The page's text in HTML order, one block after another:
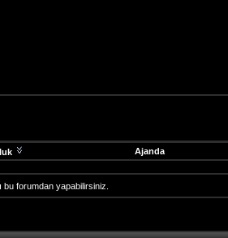
Ajanda
bu forumdan yapabilirsiniz.